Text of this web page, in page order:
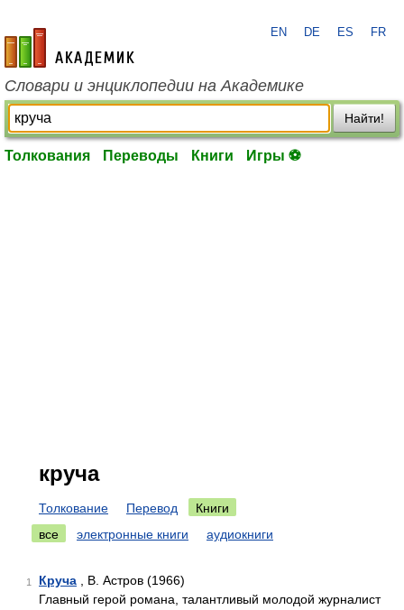
academic.ru
EN DE ES FR
Словари и энциклопедии на Академике
Найти!
Толкования Переводы Книги Игры ⚽
круча
Толкование Перевод
Книги
все
электронные книги аудиокниги
1 Круча , В. Астров (1966)
Главный герой романа, талантливый молодой журналист